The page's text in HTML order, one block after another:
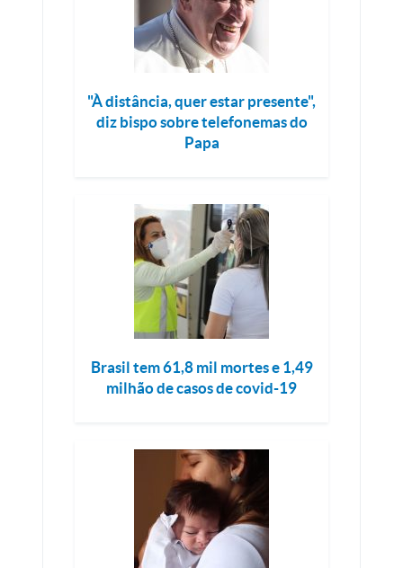
"À distância, quer estar presente",
diz bispo sobre telefonemas do
Papa
Brasil tem 61,8 mil mortes e 1,49
milhão de casos de covid-19